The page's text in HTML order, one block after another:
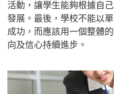
活動，讓學生能夠根據自
發展。最後，學校不能以
成功，而應該用一個整體
向及信心持續進步。